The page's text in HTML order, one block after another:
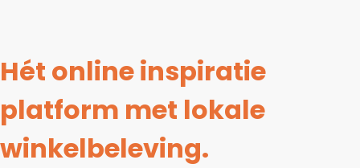
Hét online inspiratie
platform met lokale
winkelbeleving.